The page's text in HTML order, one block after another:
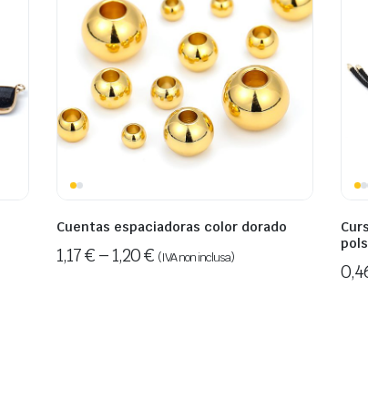
Cuentas espaciadoras color dorado
1,17€– 1,20€ (IVA non inclusa)